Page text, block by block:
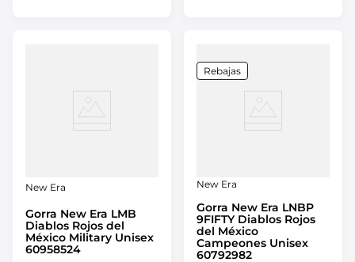
New Era
Gorra New Era LMB
Diablos Rojos del
México Military Unisex
60958524
Rebajas
New Era
Gorra New Era LNBP
9FIFTY Diablos Rojos
del México
Campeones Unisex
60792982